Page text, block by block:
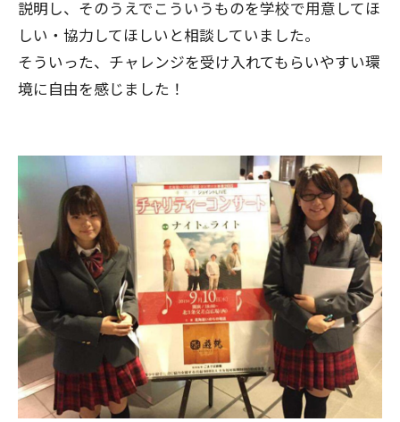
説明し、そのうえでこういうものを学校で用意してほ
しい・協力してほしいと相談していました。
そういった、チャレンジを受け入れてもらいやすい環
境に自由を感じました！